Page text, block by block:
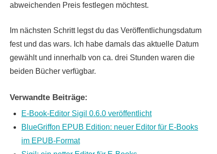
abweichenden Preis festlegen möchtest.
Im nächsten Schritt legst du das Veröffentlichungsdatum
fest und das wars. Ich habe damals das aktuelle Datum
gewählt und innerhalb von ca. drei Stunden waren die
beiden Bücher verfügbar.
Verwandte Beiträge:
E-Book-Editor Sigil 0.6.0 veröffentlicht
BlueGriffon EPUB Edition: neuer Editor für E-Books
im EPUB-Format